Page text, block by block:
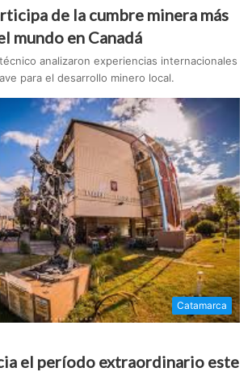
de la cumbre minera más
mundo en Canadá
analizaron experiencias internacionales
para el desarrollo minero local.
Catamarca
el período extraordinario este